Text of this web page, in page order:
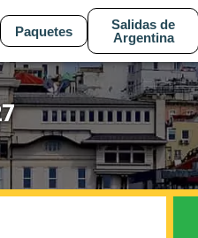
Paquetes
Salidas de
Argentina